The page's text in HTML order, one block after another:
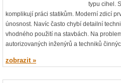
typu cihel.
komplikují práci statikům. Moderní zdicí
únosnost. Navíc často chybí detailní
vhodného použití na stavbách. Na
autorizovaných inženýrů a techniků
zobrazit »